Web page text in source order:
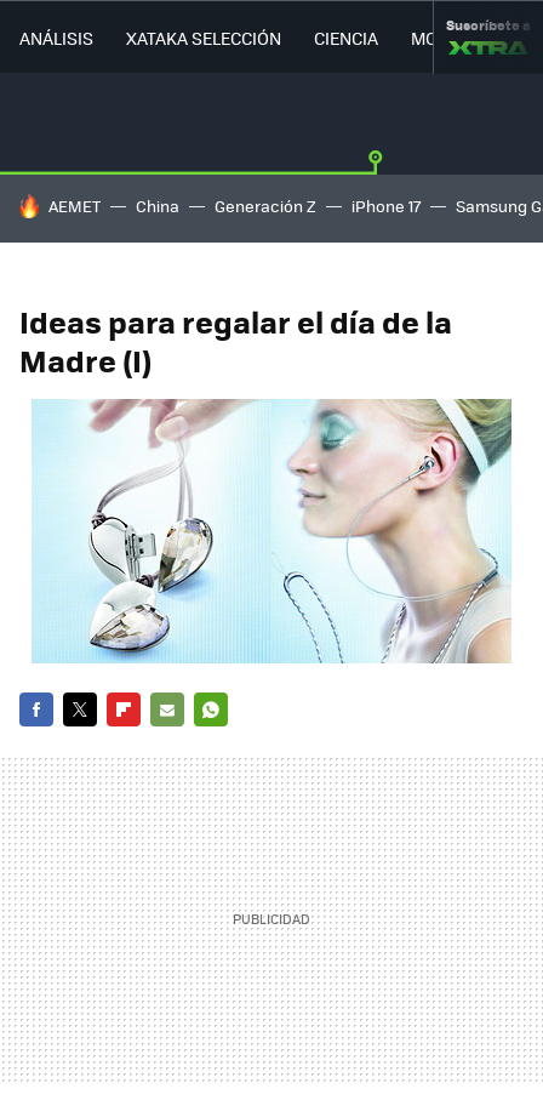
ANÁLISIS XATAKA SELECCIÓN CIENCIA MOVILIDAD
Suscríbete a
HOY SE HABLA DE
AEMET China Generación Z iPhone 17 Samsung
Ideas para regalar el día de la
Madre (I)
MAIL